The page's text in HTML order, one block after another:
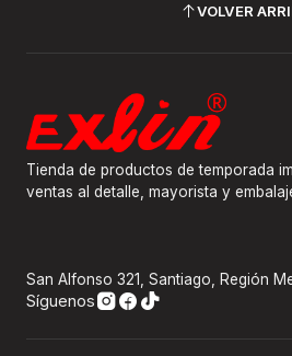
VOLVER
Tienda de productos de temporada
ventas al detalle, mayorista y
San Alfonso 321, Santiago, Región
Síguenos